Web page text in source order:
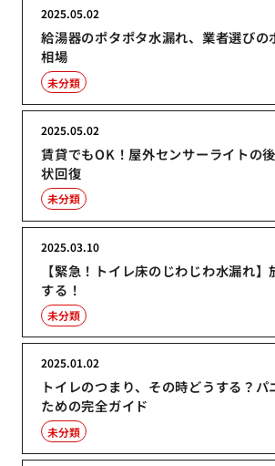
給湯器のポタポタ水漏れ、業者選びの
相場
2025.05.02
未分類
賃貸でもOK！屋外センサーライトの
状回復
2025.05.02
未分類
【緊急！トイレ床のじわじわ水漏れ
する！
2025.03.10
未分類
トイレのつまり、その時どうする？パ
ための完全ガイド
2025.01.02
未分類